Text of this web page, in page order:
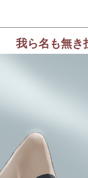
我ら名も無き